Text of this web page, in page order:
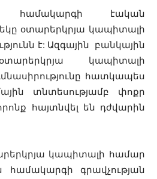
համակարգի էական
օտարերկրյա կապիտալի
է: Ազգային բանկային
կապիտալի
հատկապես
տնտեսությամբ փոքր
հայտնվել են դժվարին
կապիտալի համար
համակարգի գրավչության